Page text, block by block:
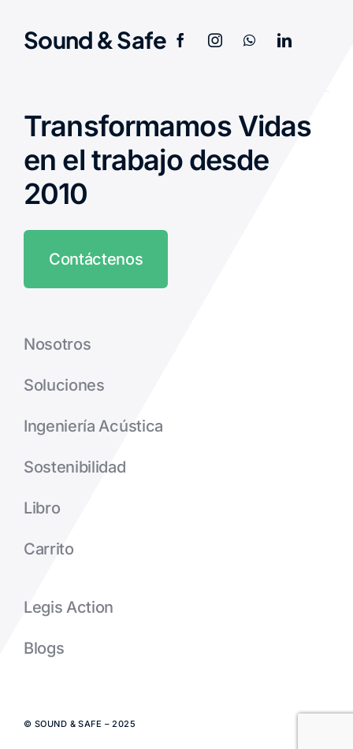
Sound & Safe
Transformamos Vidas
en el trabajo desde
2010
Contáctenos
Nosotros
Soluciones
Ingeniería Acústica
Sostenibilidad
Libro
Carrito
Legis Action
Blogs
© SOUND & SAFE – 2025